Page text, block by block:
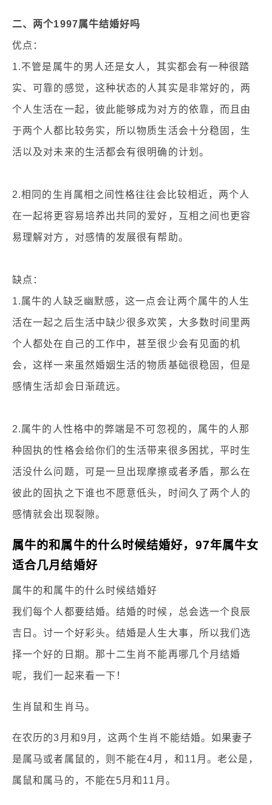
二、两个1997属牛结婚好吗
优点：
1.不管是属牛的男人还是女人，其实都会有一种很踏
实、可靠的感觉，这种状态的人其实是非常好的，两
个人生活在一起，彼此能够成为对方的依靠，而且由
于两个人都比较务实，所以物质生活会十分稳固，生
活以及对未来的生活都会有很明确的计划。
2.相同的生肖属相之间性格往往会比较相近，两个人
在一起将更容易培养出共同的爱好，互相之间也更容
易理解对方，对感情的发展很有帮助。
缺点：
1.属牛的人缺乏幽默感，这一点会让两个属牛的人生
活在一起之后生活中缺少很多欢笑，大多数时间里两
个人都处在自己的工作中，甚至很少会有见面的机
会，这样一来虽然婚姻生活的物质基础很稳固，但是
感情生活却会日渐疏远。
2.属牛的人性格中的弊端是不可忽视的，属牛的人那
种固执的性格会给你们的生活带来很多困扰，平时生
活没什么问题，可是一旦出现摩擦或者矛盾，那么在
彼此的固执之下谁也不愿意低头，时间久了两个人的
感情就会出现裂隙。
属牛的和属牛的什么时候结婚好，97年属牛女
适合几月结婚好
属牛的和属牛的什么时候结婚好
我们每个人都要结婚。结婚的时候，总会选一个良辰
吉日。讨一个好彩头。结婚是人生大事，所以我们选
择一个好的日期。那十二生肖不能再哪几个月结婚
呢，我们一起来看一下！
生肖鼠和生肖马。
在农历的3月和9月，这两个生肖不能结婚。如果妻子
是属马或者属鼠的，则不能在4月，和11月。老公是，
属鼠和属马的，不能在5月和11月。